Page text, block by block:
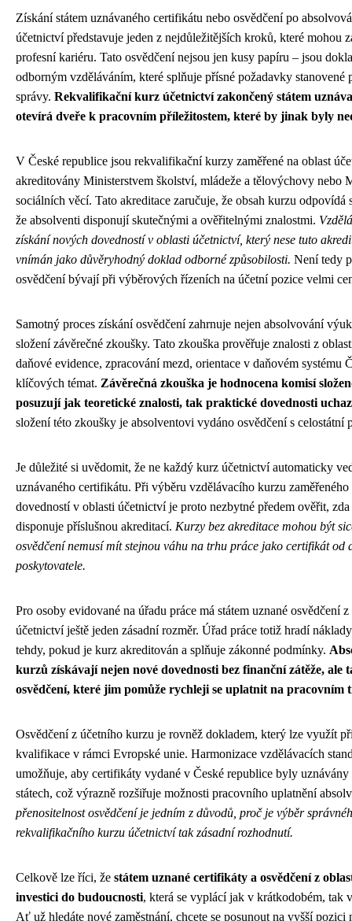
Získání státem uznávaného certifikátu nebo osvědčení po
účetnictví představuje jeden z nejdůležitějších kroků, které mohou
profesní kariéru. Tato osvědčení nejsou jen kusy papíru – jsou
odborným vzděláváním, které splňuje přísné požadavky stanovené
správy. Rekvalifikační kurz účetnictví zakončený státem
otevírá dveře k pracovním příležitostem, které by jinak byly
V České republice jsou rekvalifikační kurzy zaměřené na oblast
akreditovány Ministerstvem školství, mládeže a tělovýchovy nebo
sociálních věcí. Tato akreditace zaručuje, že obsah kurzu odpovídá
že absolventi disponují skutečnými a ověřitelnými znalostmi.
získání nových dovedností v oblasti účetnictví, který nese tuto
vnímán jako důvěryhodný doklad odborné způsobilosti. Není tedy
osvědčení bývají při výběrových řízeních na účetní pozice velmi
Samotný proces získání osvědčení zahrnuje nejen absolvování
složení závěrečné zkoušky. Tato zkouška prověřuje znalosti z
daňové evidence, zpracování mezd, orientace v daňovém systému
klíčových témat. Závěrečná zkouška je hodnocena komisí
posuzují jak teoretické znalosti, tak praktické dovednosti
složení této zkoušky je absolventovi vydáno osvědčení s celostátní
Je důležité si uvědomit, že ne každý kurz účetnictví automaticky
uznávaného certifikátu. Při výběru vzdělávacího kurzu
dovedností v oblasti účetnictví je proto nezbytné předem ověřit,
disponuje příslušnou akreditací. Kurzy bez akreditace mohou být
osvědčení nemusí mít stejnou váhu na trhu práce jako certifikát od
poskytovatele.
Pro osoby evidované na úřadu práce má státem uznané osvědčení
účetnictví ještě jeden zásadní rozměr. Úřad práce totiž hradí
tehdy, pokud je kurz akreditován a splňuje zákonné podmínky.
kurzů získávají nejen nové dovednosti bez finanční zátěže, ale
osvědčení, které jim pomůže rychleji se uplatnit na pracovním
Osvědčení z účetního kurzu je rovněž dokladem, který lze využít
kvalifikace v rámci Evropské unie. Harmonizace vzdělávacích
umožňuje, aby certifikáty vydané v České republice byly
státech, což výrazně rozšiřuje možnosti pracovního uplatnění
přenositelnost osvědčení je jedním z důvodů, proč je výběr
rekvalifikačního kurzu účetnictví tak zásadní rozhodnutí.
Celkově lze říci, že státem uznané certifikáty a osvědčení z
investici do budoucnosti, která se vyplácí jak v krátkodobém, tak
Ať už hledáte nové zaměstnání, chcete se posunout na vyšší pozici